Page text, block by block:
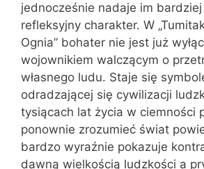
jednocześnie nadaje im
refleksyjny charakter. W
Ognia” bohater nie jest już
wojownikiem walczącym o
własnego ludu. Staje się
odradzającej się cywilizacji
tysiącach lat życia w ciemności
ponownie zrozumieć świat
bardzo wyraźnie pokazuje
dawną wielkością ludzkości a